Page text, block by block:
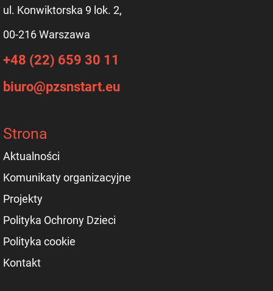
ul. Konwiktorska 9 lok. 2,
00-216 Warszawa
+48 (22) 659 30 11
biuro@pzsnstart.eu
Strona
Aktualności
Komunikaty organizacyjne
Projekty
Polityka Ochrony Dzieci
Polityka cookie
Kontakt